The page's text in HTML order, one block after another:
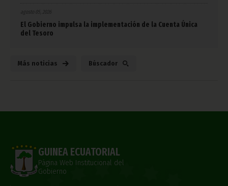
agosto 05, 2026
El Gobierno impulsa la implementación de la Cuenta Única
del Tesoro
Más noticias Búscador
GUINEA ECUATORIAL
Página Web Institucional del
Gobierno